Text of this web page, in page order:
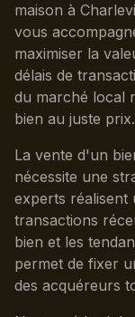
maison à
vous
maximiser la
délais de
du marché local
bien au juste prix.
La vente d'un
nécessite une
experts réalisent
transactions
bien et les
permet de fixer
des acquéreurs